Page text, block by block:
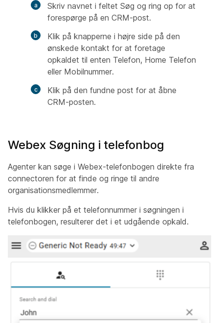
Skriv navnet i feltet Søg og ring op for at
forespørge på en CRM-post.
Klik på knapperne i højre side på den
ønskede kontakt for at foretage
opkaldet til enten Telefon, Home Telefon
eller Mobilnummer.
Klik på den fundne post for at åbne
CRM-posten.
Webex Søgning i telefonbog
Agenter kan søge i Webex-telefonbogen direkte fra
connectoren for at finde og ringe til andre
organisationsmedlemmer.
Hvis du klikker på et telefonnummer i søgningen i
telefonbogen, resulterer det i et udgående opkald.